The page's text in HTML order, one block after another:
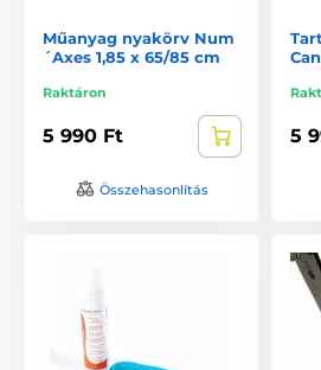
Műanyag nyakörv Num
´Axes 1,85 x 65/85 cm
Raktáron
5 990 Ft
Összehasonlítás
5